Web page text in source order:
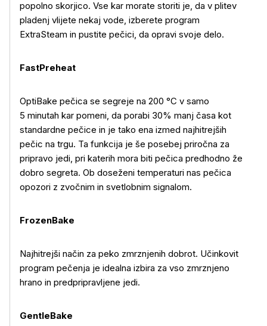
popolno skorjico. Vse kar morate storiti je, da v plitev
pladenj vlijete nekaj vode, izberete program
ExtraSteam in pustite pečici, da opravi svoje delo.
FastPreheat
OptiBake pečica se segreje na 200 °C v samo
5 minutah kar pomeni, da porabi 30% manj časa kot
standardne pečice in je tako ena izmed najhitrejših
pečic na trgu. Ta funkcija je še posebej priročna za
pripravo jedi, pri katerih mora biti pečica predhodno že
dobro segreta. Ob doseženi temperaturi nas pečica
opozori z zvočnim in svetlobnim signalom.
FrozenBake
Najhitrejši način za peko zmrznjenih dobrot. Učinkovit
program pečenja je idealna izbira za vso zmrznjeno
hrano in predpripravljene jedi.
GentleBake